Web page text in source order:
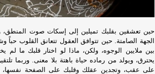
حين تعشقين بقلبك تميلين إلى إسكات صوت المنطق،
الجهة الصامتة. حين تتوافق العقول تتعانق القلوب حباً
بين ملايين الوجوه، ولكن، ماذا لو اختار قلبك ما
يحترق، ويولد من رماده حياة باهتة بلا معنى. وربما
على عقب، وتجدين عقلك وقلبك على الصفحة